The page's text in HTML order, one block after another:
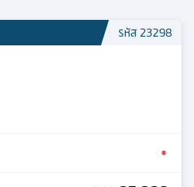
รหัส23298